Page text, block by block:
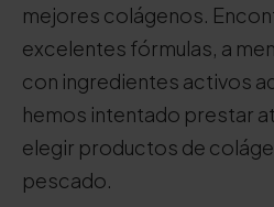
mejores colágenos.
excelentes fórmulas, a
con ingredientes activos
hemos intentado prestar
elegir productos de
pescado.